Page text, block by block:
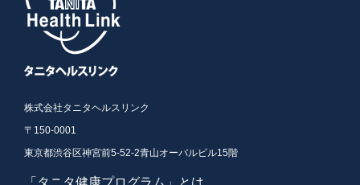
株式会社タニタヘルスリンク
〒150-0001
東京都渋谷区神宮前5-52-2青山オーバルビル15階
「タニタ健康プログラム」とは